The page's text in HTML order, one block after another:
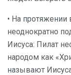
• На
неоднократно
Иисуса: Пилат
народом как
называют